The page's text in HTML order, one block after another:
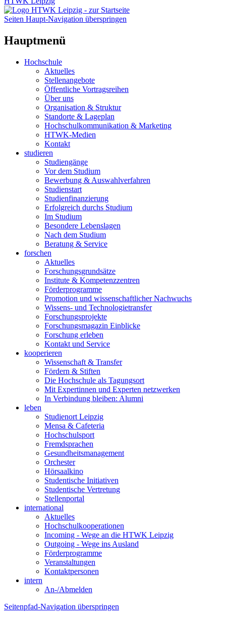
Seiten Haupt-Navigation überspringen
Hauptmenü
Hochschule
Aktuelles
Stellenangebote
Öffentliche Vortragsreihen
Über uns
Organisation & Struktur
Standorte & Lageplan
Hochschulkommunikation & Marketing
HTWK-Medien
Kontakt
studieren
Studiengänge
Vor dem Studium
Bewerbung & Auswahlverfahren
Studienstart
Studienfinanzierung
Erfolgreich durchs Studium
Im Studium
Besondere Lebenslagen
Nach dem Studium
Beratung & Service
forschen
Aktuelles
Forschungsgrundsätze
Institute & Kompetenzzentren
Förderprogramme
Promotion und wissenschaftlicher Nachwuchs
Wissens- und Technologietransfer
Forschungsprojekte
Forschungsmagazin Einblicke
Forschung erleben
Kontakt und Service
kooperieren
Wissenschaft & Transfer
Fördern & Stiften
Die Hochschule als Tagungsort
Mit Expertinnen und Experten netzwerken
In Verbindung bleiben: Alumni
leben
Studienort Leipzig
Mensa & Cafeteria
Hochschulsport
Fremdsprachen
Gesundheitsmanagement
Orchester
Hörsaalkino
Studentische Initiativen
Studentische Vertretung
Stellenportal
international
Aktuelles
Hochschulkooperationen
Incoming - Wege an die HTWK Leipzig
Outgoing - Wege ins Ausland
Förderprogramme
Veranstaltungen
Kontaktpersonen
intern
An-/Abmelden
Seitenpfad-Navigation überspringen